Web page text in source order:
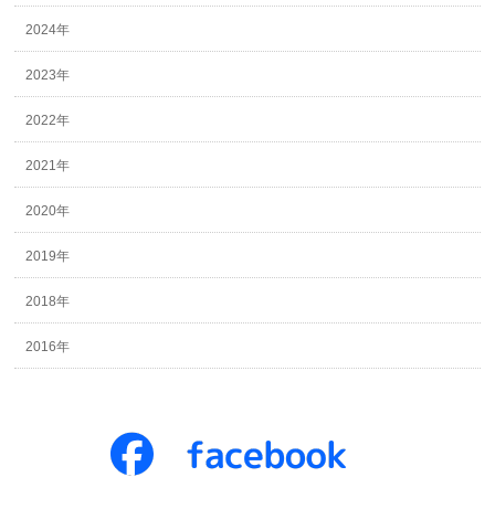
2024年
2023年
2022年
2021年
2020年
2019年
2018年
2016年